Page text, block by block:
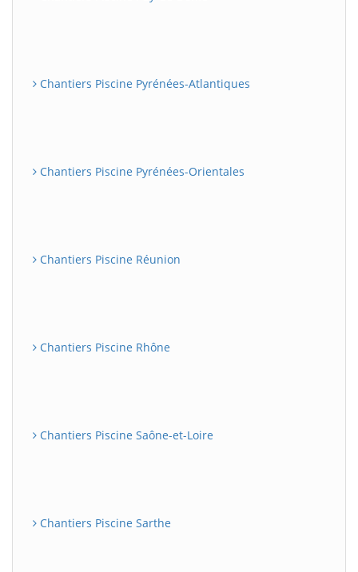
Chantiers Piscine Pyrénées-Atlantiques
Chantiers Piscine Pyrénées-Orientales
Chantiers Piscine Réunion
Chantiers Piscine Rhône
Chantiers Piscine Saône-et-Loire
Chantiers Piscine Sarthe